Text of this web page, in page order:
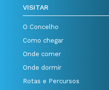
VISITAR
O Concelho
Como chegar
Onde comer
Onde dormir
Rotas e Percursos